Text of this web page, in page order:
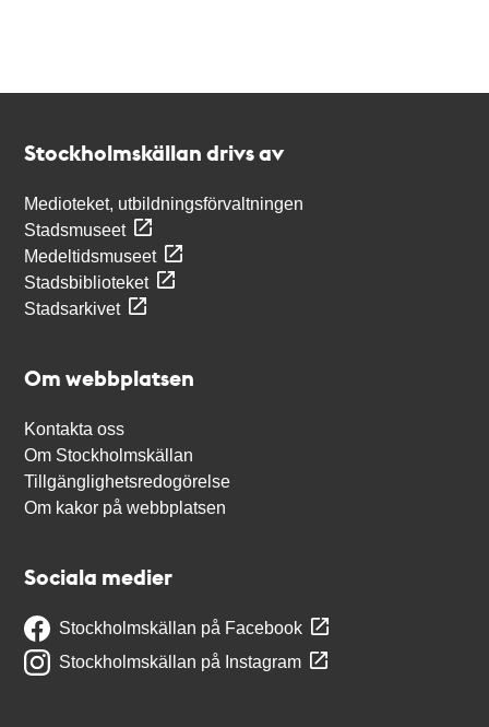
Stockholmskällan drivs av
Medioteket, utbildningsförvaltningen
Stadsmuseet
Medeltidsmuseet
Stadsbiblioteket
Stadsarkivet
Om webbplatsen
Kontakta oss
Om Stockholmskällan
Tillgänglighetsredogörelse
Om kakor på webbplatsen
Sociala medier
Stockholmskällan på Facebook
Stockholmskällan på Instagram